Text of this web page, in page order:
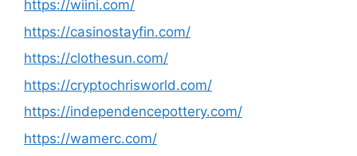
https://wiini.com/
https://casinostayfin.com/
https://clothesun.com/
https://cryptochrisworld.com/
https://independencepottery.com/
https://wamerc.com/